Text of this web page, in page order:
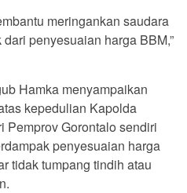
meringankan saudara
penyesuaian harga BBM,”
Hamka menyampaikan
kepedulian Kapolda
Pemprov Gorontalo sendiri
penyesuaian harga
tidak tumpang tindih atau